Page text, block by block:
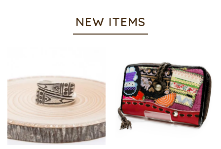
NEW ITEMS